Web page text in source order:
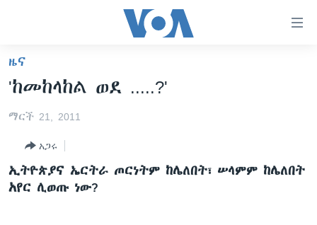
ማገናኛዎች
ወደ
ዋናው
ይዘት
ይዘት
እለፍ
ዓለምአቀፍ
አሜሪካ
ጋቢና ቪኦኤ
ከምሽቱ ሦስት ሰዓት የአማርኛ ዜና
ቪዲዮ
ዜና
'ከመከላከል ወደ .....?'
ማርች 21, 2011
አጋሩ
ኢትዮጵያና ኤርትራ ጦርነትም ከሌለበት፣ ሠላምም ከሌለበት
አየር ሊወጡ ነው?